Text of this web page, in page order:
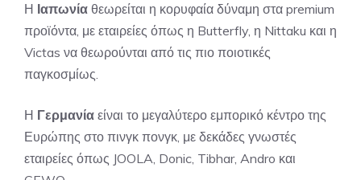
Η Ιαπωνία θεωρείται η κορυφαία δύναμη στα premium
προϊόντα, με εταιρείες όπως η Butterfly, η Nittaku και η
Victas να θεωρούνται από τις πιο ποιοτικές
παγκοσμίως.
Η Γερμανία είναι το μεγαλύτερο εμπορικό κέντρο της
Ευρώπης στο πινγκ πονγκ, με δεκάδες γνωστές
εταιρείες όπως JOOLA, Donic, Tibhar, Andro και